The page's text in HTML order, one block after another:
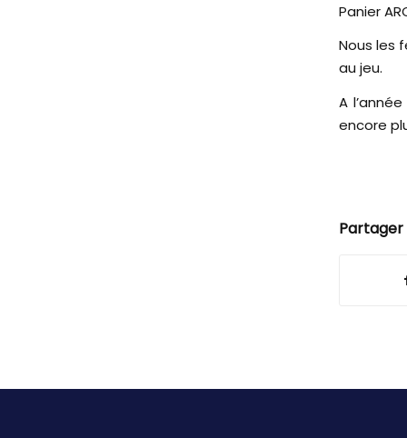
Panier
Nous les
au jeu.
A
encore